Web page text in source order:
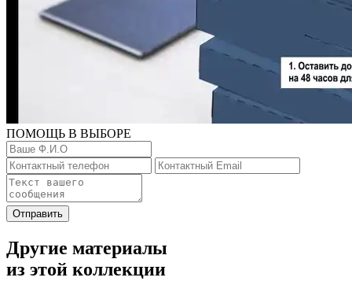
ПОМОЩЬ В ВЫБОРЕ
Отправить
Другие материалы
из этой коллекции